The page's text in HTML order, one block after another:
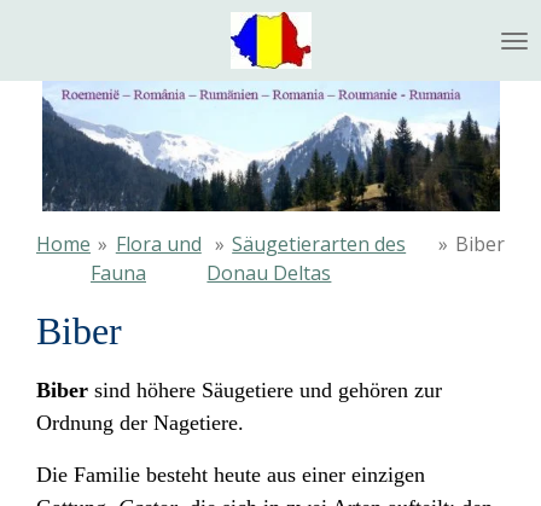
naar
hoofdinhoud
Home » Flora und
Fauna
» Säugetierarten des
Donau Deltas
» Biber
Biber
Biber sind höhere Säugetiere und gehören zur
Ordnung der Nagetiere.
Die Familie besteht heute aus einer einzigen